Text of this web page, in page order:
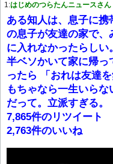
1:はじめのつらたんニュースさん
ある知人は、息子に
の息子が友達の家で、
に入れなかったらしい。
半ベソかいて家に帰
ったら 「おれは友達
もちゃなら一生いらな
だって。立派すぎる。
7,865件のリツイート
2,763件のいいね